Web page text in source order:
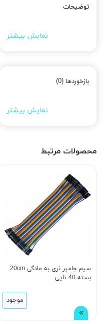
توضیحات
نمایش بیشتر
بازخوردها (0)
نمایش بیشتر
محصولات مرتبط
سیم جامپر نری به مادگی 20cm
بسته 40 تایی
موجود